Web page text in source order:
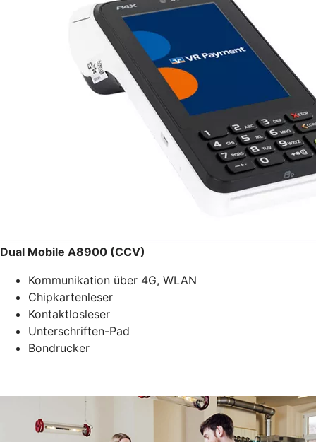
Dual Mobile A8900 (CCV)
Kommunikation über 4G, WLAN
Chipkartenleser
Kontaktlosleser
Unterschriften-Pad
Bondrucker